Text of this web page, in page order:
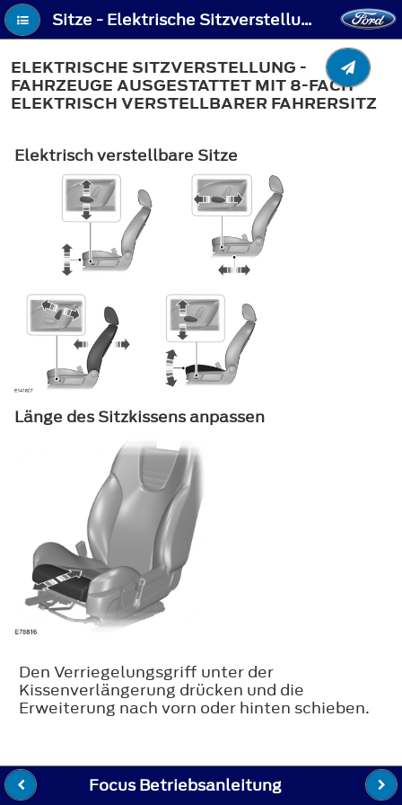
Sitze - Elektrische Sitzverstellung - Fahrzeuge ausgestattet mit 8-fach elektrisch verstellbarer Fahrersitz
ELEKTRISCHE SITZVERSTELLUNG -
FAHRZEUGE AUSGESTATTET MIT 8-FACH
ELEKTRISCH VERSTELLBARER FAHRERSITZ
Elektrisch verstellbare Sitze
Länge des Sitzkissens anpassen
Den Verriegelungsgriff unter der
Kissenverlängerung drücken und die
Erweiterung nach vorn oder hinten schieben.
Focus Betriebsanleitung